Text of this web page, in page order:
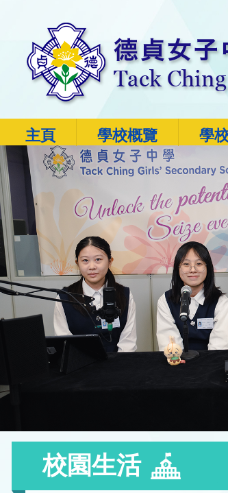
主頁 學校概覽 學
校園生活